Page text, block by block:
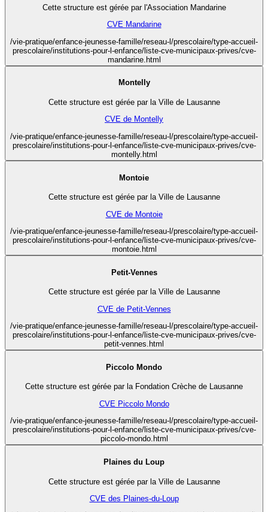
Cette structure est gérée par l'Association Mandarine
CVE Mandarine
/vie-pratique/enfance-jeunesse-famille/reseau-l/prescolaire/type-accueil-
prescolaire/institutions-pour-l-enfance/liste-cve-municipaux-prives/cve-
mandarine.html
Montelly
Cette structure est gérée par la Ville de Lausanne
CVE de Montelly
/vie-pratique/enfance-jeunesse-famille/reseau-l/prescolaire/type-accueil-
prescolaire/institutions-pour-l-enfance/liste-cve-municipaux-prives/cve-
montelly.html
Montoie
Cette structure est gérée par la Ville de Lausanne
CVE de Montoie
/vie-pratique/enfance-jeunesse-famille/reseau-l/prescolaire/type-accueil-
prescolaire/institutions-pour-l-enfance/liste-cve-municipaux-prives/cve-
montoie.html
Petit-Vennes
Cette structure est gérée par la Ville de Lausanne
CVE de Petit-Vennes
/vie-pratique/enfance-jeunesse-famille/reseau-l/prescolaire/type-accueil-
prescolaire/institutions-pour-l-enfance/liste-cve-municipaux-prives/cve-
petit-vennes.html
Piccolo Mondo
Cette structure est gérée par la Fondation Crèche de Lausanne
CVE Piccolo Mondo
/vie-pratique/enfance-jeunesse-famille/reseau-l/prescolaire/type-accueil-
prescolaire/institutions-pour-l-enfance/liste-cve-municipaux-prives/cve-
piccolo-mondo.html
Plaines du Loup
Cette structure est gérée par la Ville de Lausanne
CVE des Plaines-du-Loup